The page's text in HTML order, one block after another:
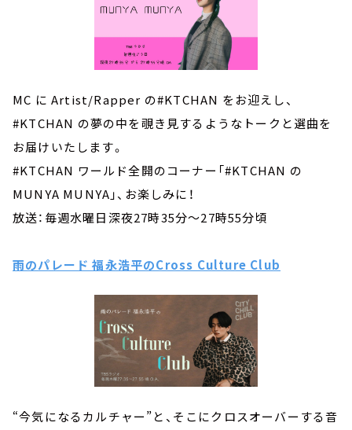
MC に Artist/Rapper の#KTCHAN をお迎えし、
#KTCHAN の夢の中を覗き見するようなトークと選曲を
お届けいたします。
#KTCHAN ワールド全開のコーナー「#KTCHAN の
MUNYA MUNYA」、お楽しみに！
放送：毎週水曜日深夜27時35分～27時55分頃
雨のパレード 福永浩平のCross Culture Club
“今気になるカルチャー”と、そこにクロスオーバーする音